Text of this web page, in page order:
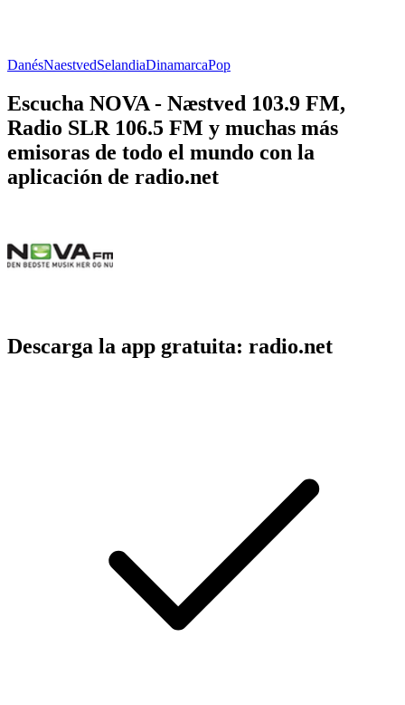
DanésNaestvedSelandiaDinamarcaPop
Escucha NOVA - Næstved 103.9 FM,
Radio SLR 106.5 FM y muchas más
emisoras de todo el mundo con la
aplicación de radio.net
Descarga la app gratuita: radio.net